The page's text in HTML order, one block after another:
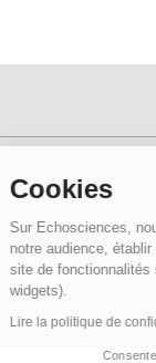
Cookies
Sur
notre audience,
site de
widgets).
Lire la politique de